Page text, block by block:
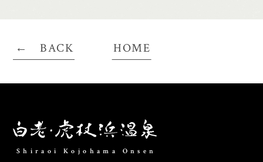
BACK HOME
Shiraoi Kojohama Onsen